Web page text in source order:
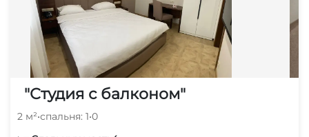
"Студия с балконом"
2 м²•спальня: 1•0